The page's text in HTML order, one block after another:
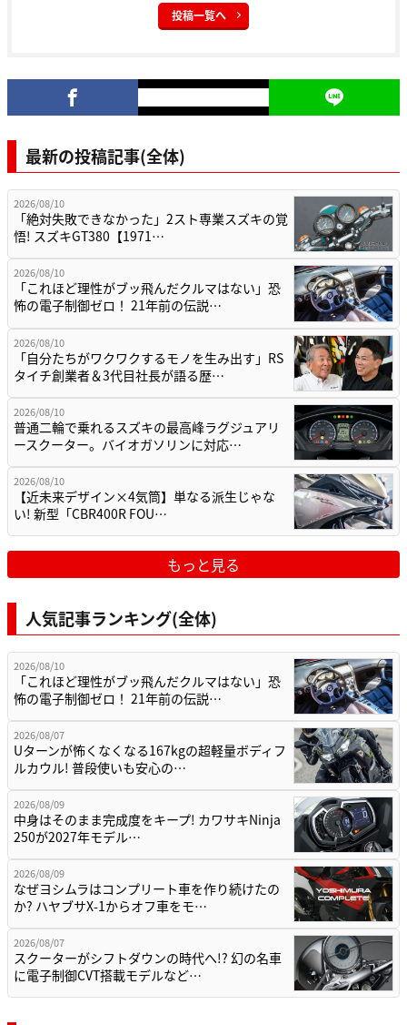
投稿一覧へ
最新の投稿記事(全体)
2026/08/10
「絶対失敗できなかった」2スト専業スズキの覚
悟! スズキGT380【1971…
2026/08/10
「これほど理性がブッ飛んだクルマはない」恐
怖の電子制御ゼロ！ 21年前の伝説…
2026/08/10
「自分たちがワクワクするモノを生み出す」RS
タイチ創業者＆3代目社長が語る歴…
2026/08/10
普通二輪で乗れるスズキの最高峰ラグジュアリ
ースクーター。バイオガソリンに対応…
2026/08/10
【近未来デザイン×4気筒】単なる派生じゃな
い! 新型「CBR400R FOU…
もっと見る
人気記事ランキング(全体)
2026/08/10
「これほど理性がブッ飛んだクルマはない」恐
怖の電子制御ゼロ！ 21年前の伝説…
2026/08/07
Uターンが怖くなくなる167kgの超軽量ボディフ
ルカウル! 普段使いも安心の…
2026/08/09
中身はそのまま完成度をキープ! カワサキNinja
250が2027年モデル…
2026/08/09
なぜヨシムラはコンプリート車を作り続けたの
か? ハヤブサX-1からオフ車をモ…
2026/08/07
スクーターがシフトダウンの時代へ!? 幻の名車
に電子制御CVT搭載モデルなど…